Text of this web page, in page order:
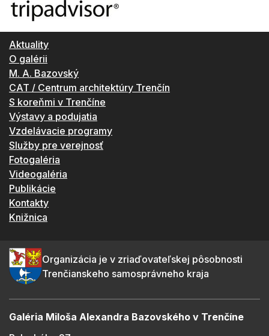
Aktuality
O galérii
M. A. Bazovský
CAT / Centrum architektúry Trenčín
S koreňmi v Trenčíne
Výstavy a podujatia
Vzdelávacie programy
Služby pre verejnosť
Fotogaléria
Videogaléria
Publikácie
Kontakty
Knižnica
Organizácia je v zriaďovateľskej pôsobnosti
Trenčianskeho samosprávneho kraja
Galéria Miloša Alexandra Bazovského v Trenčíne